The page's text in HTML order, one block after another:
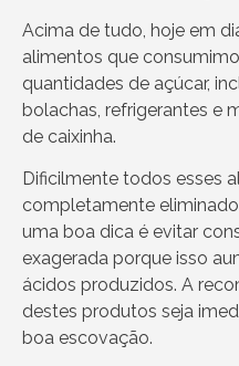
Acima de tudo, hoje em
alimentos que
quantidades de açúcar,
bolachas, refrigerantes e
de caixinha.
Dificilmente todos esses
completamente
uma boa dica é evitar
exagerada porque isso
ácidos produzidos. A
destes produtos seja
boa escovação.